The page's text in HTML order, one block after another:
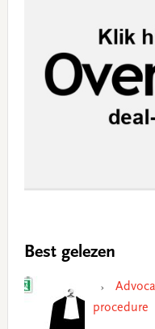
Best gelezen
procedure